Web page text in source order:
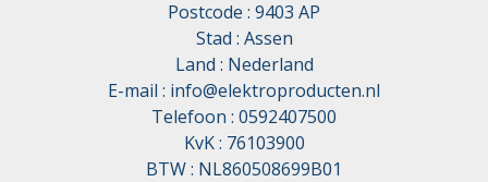
Postcode : 9403 AP
Stad : Assen
Land : Nederland
E-mail : info@elektroproducten.nl
Telefoon : 0592407500
KvK : 76103900
BTW : NL860508699B01